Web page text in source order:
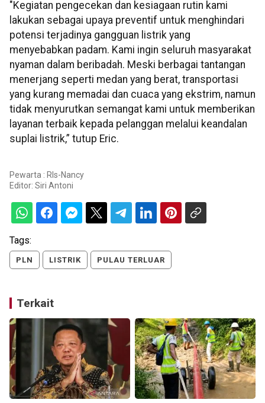
"Kegiatan pengecekan dan kesiagaan rutin kami
lakukan sebagai upaya preventif untuk menghindari
potensi terjadinya gangguan listrik yang
menyebabkan padam. Kami ingin seluruh masyarakat
nyaman dalam beribadah. Meski berbagai tantangan
menerjang seperti medan yang berat, transportasi
yang kurang memadai dan cuaca yang ekstrim, namun
tidak menyurutkan semangat kami untuk memberikan
layanan terbaik kepada pelanggan melalui keandalan
suplai listrik,” tutup Eric.
Pewarta : Rls-Nancy
Editor: Siri Antoni
Tags:
PLN LISTRIK PULAU TERLUAR
Terkait